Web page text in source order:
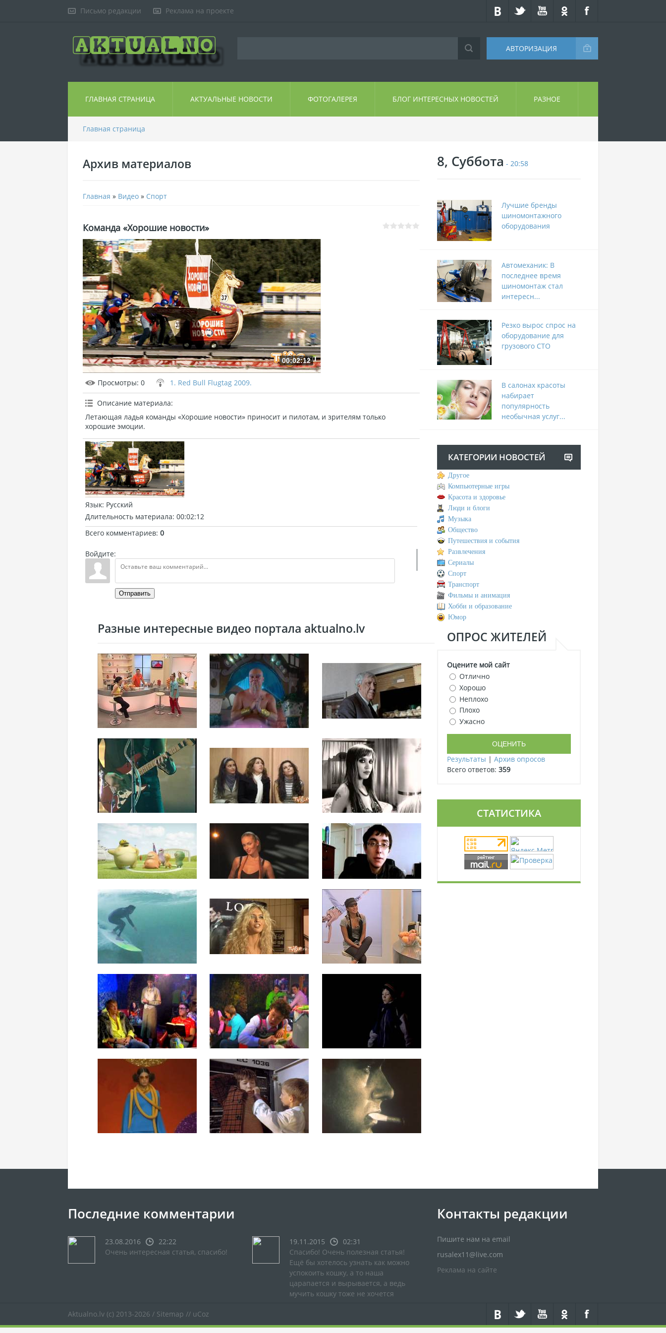
Письмо редакции Реклама на проекте
АВТОРИЗАЦИЯ
ГЛАВНАЯ СТРАНИЦА АКТУАЛЬНЫЕ НОВОСТИ ФОТОГАЛЕРЕЯ БЛОГ ИНТЕРЕСНЫХ НОВОСТЕЙ РАЗНОЕ
Главная страница
Архив материалов
Главная » Видео » Спорт
Команда «Хорошие новости»
00:02:12
Просмотры: 0 1. Red Bull Flugtag 2009.
Описание материала:
Летающая ладья команды «Хорошие новости» приносит и пилотам, и зрителям только
хорошие эмоции.
Язык: Русский
Длительность материала: 00:02:12
Всего комментариев: 0
Войдите:
Отправить
Разные интересные видео портала aktualno.lv
8, Суббота - 20:58
Лучшие бренды
шиномонтажного
оборудования
Автомеханик: В
последнее время
шиномонтаж стал
интересн...
Резко вырос спрос на
оборудование для
грузового СТО
В салонах красоты
набирает
популярность
необычная услуг...
КАТЕГОРИИ НОВОСТЕЙ
Другое
Компьютерные игры
Красота и здоровье
Люди и блоги
Музыка
Общество
Путешествия и события
Развлечения
Сериалы
Спорт
Транспорт
Фильмы и анимация
Хобби и образование
Юмор
ОПРОС ЖИТЕЛЕЙ
Оцените мой сайт
Отлично
Хорошо
Неплохо
Плохо
Ужасно
Результаты | Архив опросов
Всего ответов: 359
СТАТИСТИКА
Последние комментарии
23.08.2016
22:22
Очень интересная статья, спасибо!
19.11.2015
02:31
Спасибо! Очень полезная статья!
Ещё бы хотелось узнать как можно
успокоить кошку, а то наша
царапается и вырывается, а ведь
мучить кошку тоже не хочется
Контакты редакции
Пишите нам на email
rusalex11@live.com
Реклама на сайте
Aktualno.lv (c) 2013-2026 / Sitemap // uCoz